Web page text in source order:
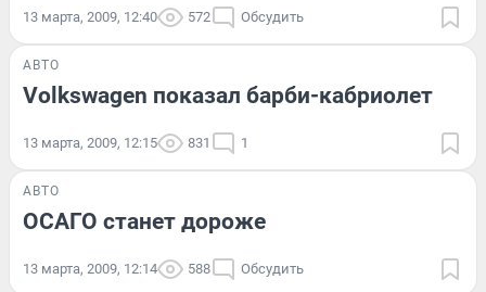
13 марта, 2009, 12:40 572 Обсудить
АВТО
Volkswagen показал барби-кабриолет
13 марта, 2009, 12:15 831 1
АВТО
ОСАГО станет дороже
13 марта, 2009, 12:14 588 Обсудить